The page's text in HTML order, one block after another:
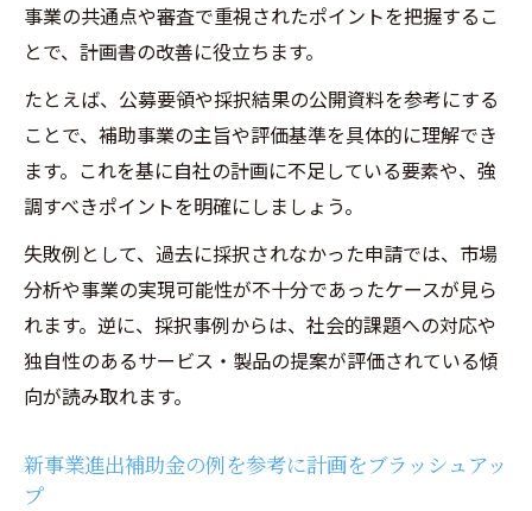
事業の共通点や審査で重視されたポイントを把握するこ
とで、計画書の改善に役立ちます。
たとえば、公募要領や採択結果の公開資料を参考にする
ことで、補助事業の主旨や評価基準を具体的に理解でき
ます。これを基に自社の計画に不足している要素や、強
調すべきポイントを明確にしましょう。
失敗例として、過去に採択されなかった申請では、市場
分析や事業の実現可能性が不十分であったケースが見ら
れます。逆に、採択事例からは、社会的課題への対応や
独自性のあるサービス・製品の提案が評価されている傾
向が読み取れます。
新事業進出補助金の例を参考に計画をブラッシュアッ
プ